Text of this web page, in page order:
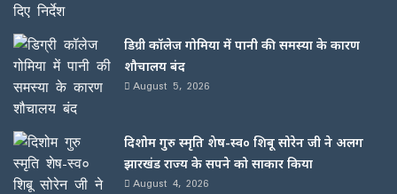
डिग्री कॉलेज गोमिया में पानी की समस्या के कारण
शौचालय बंद
August 5, 2026
दिशोम गुरु स्मृति शेष-स्व० शिबू सोरेन जी ने अलग
झारखंड राज्य के सपने को साकार किया
August 4, 2026